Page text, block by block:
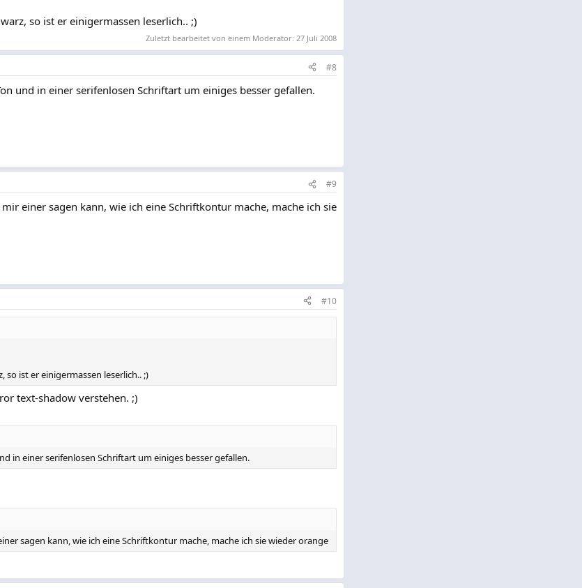
so ist er einigermassen leserlich.. ;)
Zuletzt bearbeitet von einem Moderator: 27 Juli 2008
#8
und in einer serifenlosen Schriftart um einiges besser gefallen.
#9
einer sagen kann, wie ich eine Schriftkontur mache, mache ich sie
#10
so ist er einigermassen leserlich.. ;)
text-shadow verstehen. ;)
in einer serifenlosen Schriftart um einiges besser gefallen.
sagen kann, wie ich eine Schriftkontur mache, mache ich sie wieder orange